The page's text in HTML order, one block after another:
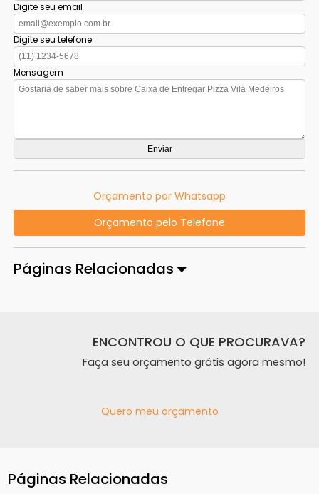
Digite seu email
Digite seu telefone
Mensagem
Orçamento por Whatsapp
Orçamento pelo Telefone
Páginas Relacionadas
ENCONTROU O QUE PROCURAVA?
Faça seu orçamento grátis agora mesmo!
Quero meu orçamento
Páginas Relacionadas